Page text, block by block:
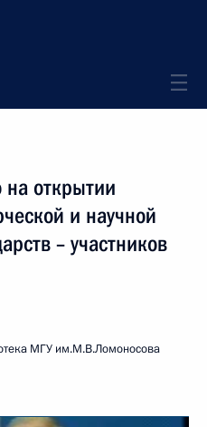
на открытии
и научной
– участников
МГУ им.М.В.Ломоносова